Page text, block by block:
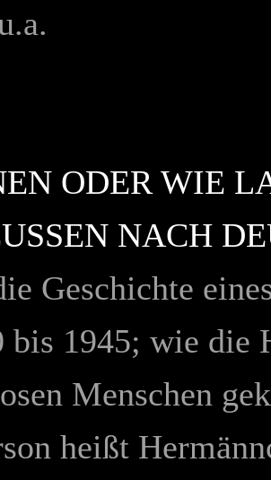
ODER WIE
NACH
Geschichte
bis 1945; wie die
Menschen
heißt